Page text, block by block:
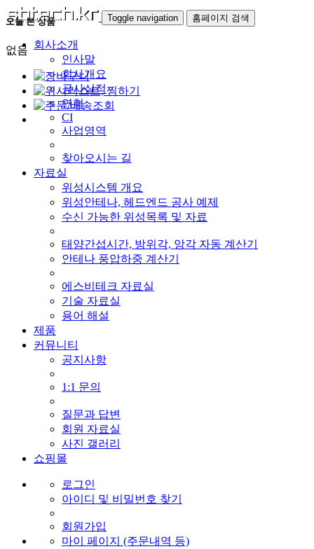
Toggle navigation 홈페이지 검색
회사소개
인사말
회사개요
공사실적
연혁
CI
사업영역
찾아오시는 길
자료실
위성시스템 개요
위성안테나, 헤드엔드 공사 예제
수신 가능한 위성목록 및 자료
태양간섭시간, 방위각, 앙각 자동 계산기
안테나 풍압하중 계산기
에스비테크 자료실
기술 자료실
용어 해설
제품
커뮤니티
공지사항
1:1 문의
질문과 답변
회원 자료실
사진 갤러리
쇼핑몰
로그인
아이디 및 비밀번호 찾기
회원가입
마이 페이지 (주문내역 등)
오늘 본 상품
없음